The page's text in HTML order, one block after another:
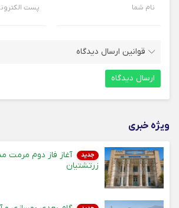
نام شما پست
قوانین ارسال دیدگاه
ویژه خبری
جدید
آغاز فاز دوم مرمت
زرتشتیان